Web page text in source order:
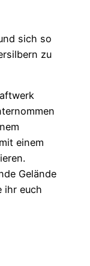
sich so
zu
einem
Gelände
ihr euch